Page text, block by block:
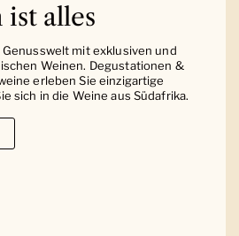
ist alles
mit exklusiven und
Weinen. Degustationen &
erleben Sie einzigartige
sich in die Weine aus Südafrika.